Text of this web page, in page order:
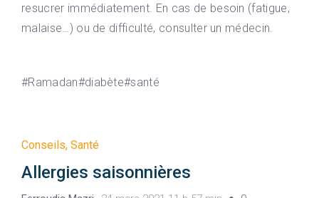
resucrer immédiatement. En cas de besoin (fatigue,
malaise…) ou de difficulté, consulter un médecin.
#Ramadan#diabète#santé
Conseils, Santé
Allergies saisonnières